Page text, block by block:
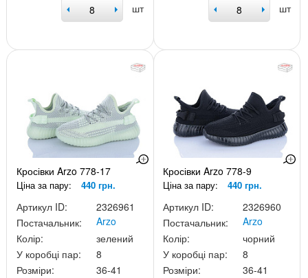
шт шт
Кросівки Arzo 778-17
Ціна за пару: 440 грн.
Артикул ID:
2326961
Постачальник:
Arzo
Колір:
зелений
У коробці пар:
8
Розміри:
36-41
Кросівки Arzo 778-9
Ціна за пару: 440 грн.
Артикул ID:
2326960
Постачальник:
Arzo
Колір:
чорний
У коробці пар:
8
Розміри:
36-41